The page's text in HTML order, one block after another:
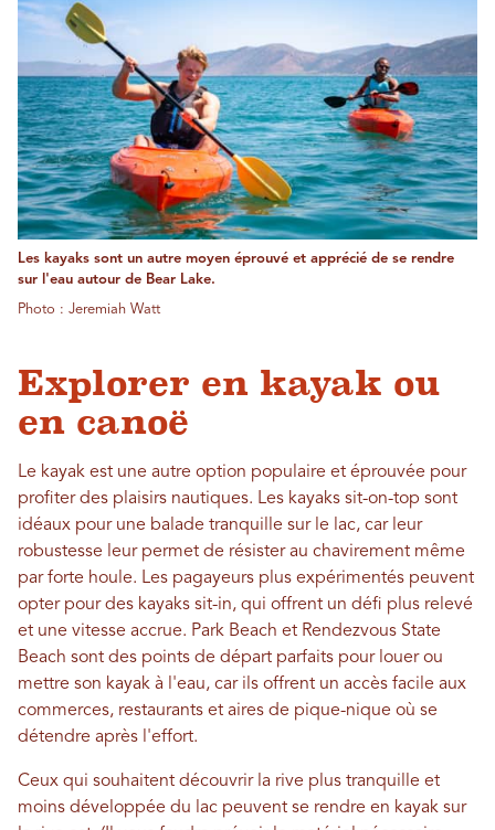
Les kayaks sont un autre moyen éprouvé et apprécié de se rendre
sur l'eau autour de Bear Lake.
Photo : Jeremiah Watt
Explorer en kayak ou
en canoë
Le kayak est une autre option populaire et éprouvée pour
profiter des plaisirs nautiques. Les kayaks sit-on-top sont
idéaux pour une balade tranquille sur le lac, car leur
robustesse leur permet de résister au chavirement même
par forte houle. Les pagayeurs plus expérimentés peuvent
opter pour des kayaks sit-in, qui offrent un défi plus relevé
et une vitesse accrue. Park Beach et Rendezvous State
Beach sont des points de départ parfaits pour louer ou
mettre son kayak à l'eau, car ils offrent un accès facile aux
commerces, restaurants et aires de pique-nique où se
détendre après l'effort.
Ceux qui souhaitent découvrir la rive plus tranquille et
moins développée du lac peuvent se rendre en kayak sur